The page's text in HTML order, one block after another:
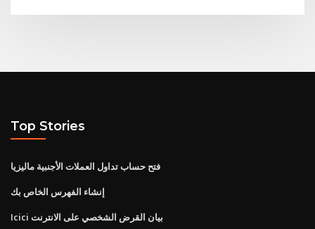
Top Stories
فتح حساب تداول العملات الأجنبية ماليزيا
إنشاء الفهرس الخاص بك
Icici بيان القرض الشخصي على الانترنت